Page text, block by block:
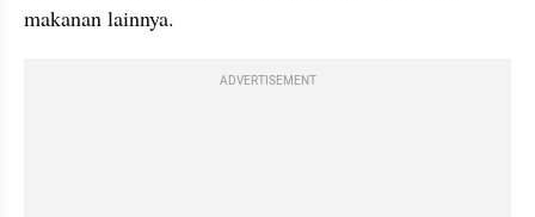
makanan lainnya.
ADVERTISEMENT